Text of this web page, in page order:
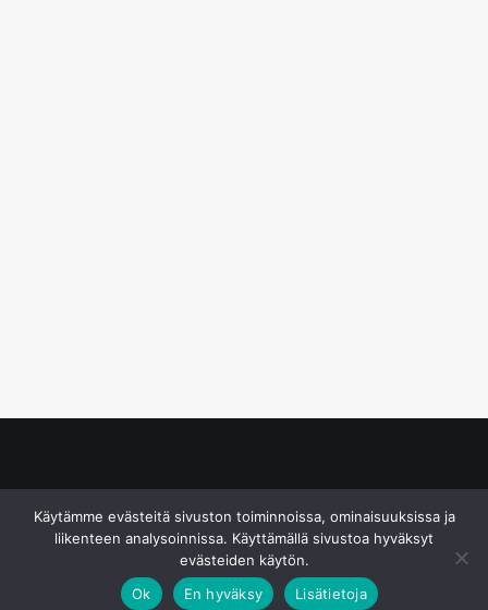
Käytämme evästeitä sivuston toiminnoissa, ominaisuuksissa ja
liikenteen analysoinnissa. Käyttämällä sivustoa hyväksyt
evästeiden käytön.
Ok
En hyväksy Lisätietoja